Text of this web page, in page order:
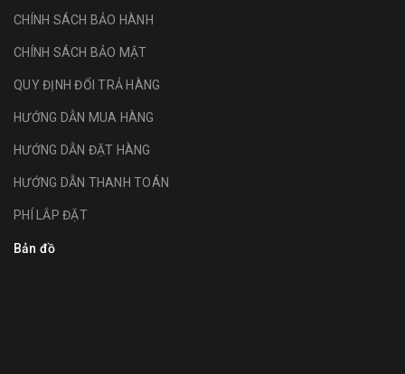
CHÍNH SÁCH BẢO HÀNH
CHÍNH SÁCH BẢO MẬT
QUY ĐỊNH ĐỔI TRẢ HÀNG
HƯỚNG DẪN MUA HÀNG
HƯỚNG DẪN ĐẶT HÀNG
HƯỚNG DẪN THANH TOÁN
PHÍ LẮP ĐẶT
Bản đồ